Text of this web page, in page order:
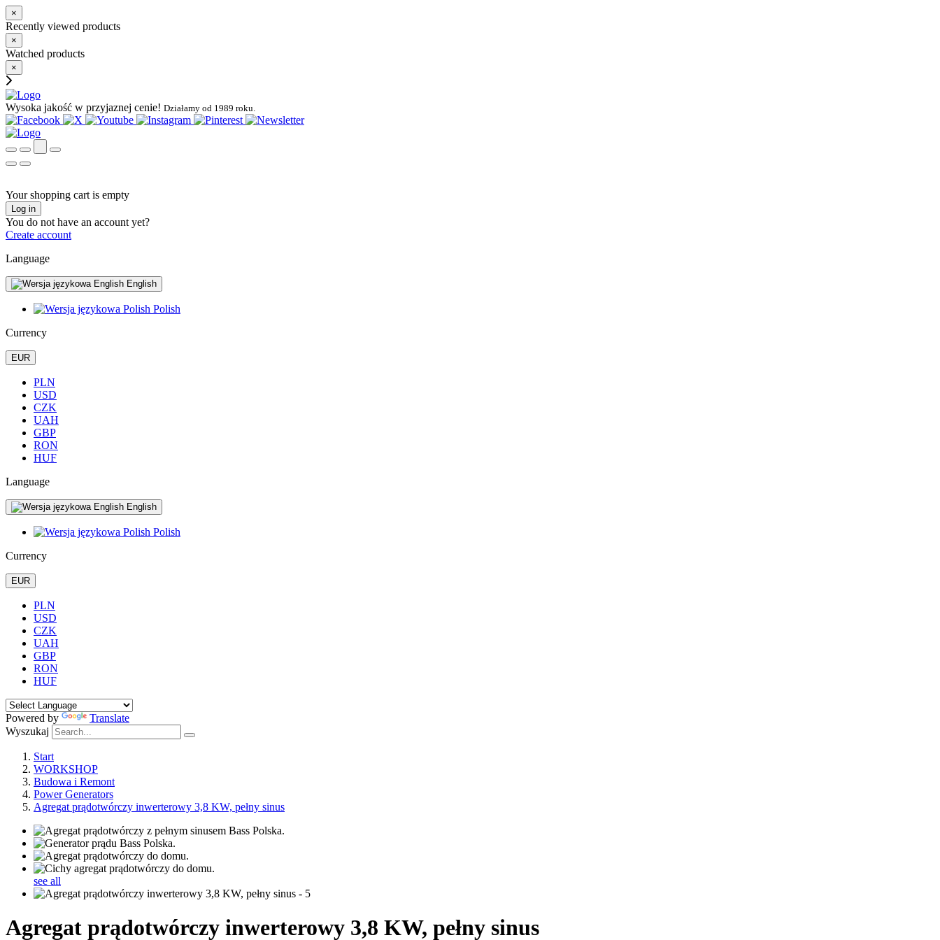
×
Recently viewed products
×
Watched products
×
Wysoka jakość w przyjaznej cenie! Działamy od 1989 roku.
Your shopping cart is empty
Log in
You do not have an account yet?
Create account
Language
English
Polish
Currency
EUR
PLN
USD
CZK
UAH
GBP
RON
HUF
Language
English
Polish
Currency
EUR
PLN
USD
CZK
UAH
GBP
RON
HUF
Powered by
Translate
Wyszukaj
Start
WORKSHOP
Budowa i Remont
Power Generators
Agregat prądotwórczy inwerterowy 3,8 KW, pełny sinus
see all
Agregat prądotwórczy inwerterowy 3,8 KW, pełny sinus